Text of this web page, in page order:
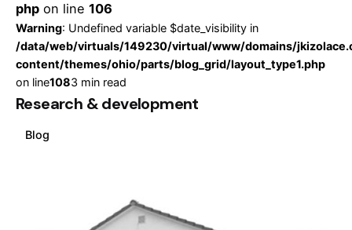
php on line 106
Warning: Undefined variable $date_visibility in
/data/web/virtuals/149230/virtual/www/domains/
content/themes/ohio/parts/blog_grid/layout_type1.php
on line1083 min read
Research & development
Blog